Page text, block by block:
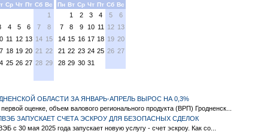
Ср Чт Пт Сб Вс
1
4 5 6 7
8
11 12 13 14 15
18 19 20 21 22
25 26 27 28 29
Пн Вт Ср Чт Пт Сб Вс
1 2 3 4 5
6
7
8 9 10 11 12 13
14 15 16 17 18 19 20
21 22 23 24 25 26 27
28 29 30 31
ОБЛАСТИ ЗА ЯНВАРЬ-АПРЕЛЬ ВЫРОС НА 0,3%
оценке, объем валового регионального продукта (ВРП) Гродненск...
ЗАПУСКАЕТ СЧЕТА ЭСКРОУ ДЛЯ БЕЗОПАСНЫХ СДЕЛОК
с 30 мая 2025 года запускает новую услугу - счет эскроу. Как со...